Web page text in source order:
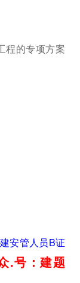
程的专项方案
安管人员B证
.号：建题